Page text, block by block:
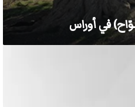
في أوراس